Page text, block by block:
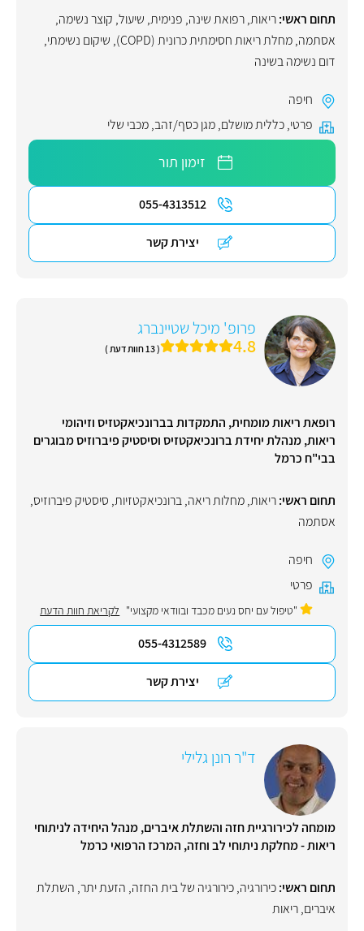
תחום ראשי:ריאות,רפואת שינה, פנימית, שיעול, קוצר נשימה,
אסתמה,מחלת ריאות חסימתית כרונית (COPD) , שיקום נשימתי,
דום נשימה בשינה
חיפה
פרטי,כללית מושלם,מגן כסף/זהב,מכבי שלי
זימון תור
055-4313512
יצירת קשר
פרופ' מיכל שטיינברג
4.8 ( 13 חוות דעת )
רופאת ריאות מומחית, התמקדות בברונכיאקטזיס וזיהומי
ריאות, מנהלת יחידת ברונכיאקטזיס וסיסטיק פיברוזיס מבוגרים
בבי"ח כרמל
תחום ראשי:ריאות,מחלות ריאה,ברונכיאקטזיות, סיסטיק פיברוזיס,
אסתמה
חיפה
פרטי
"טיפול עם יחס נעים מכבד ובוודאי מקצועי" לקריאת חוות הדעת
055-4312589
יצירת קשר
ד"ר רונן גלילי
מומחה לכירורגיית חזה והשתלת איברים, מנהל היחידה לניתוחי
ריאות - מחלקת ניתוחי לב וחזה, המרכז הרפואי כרמל
תחום ראשי:כירורגיה,כירורגיה של בית החזה, הזעת יתר, השתלת
איברים,ריאות